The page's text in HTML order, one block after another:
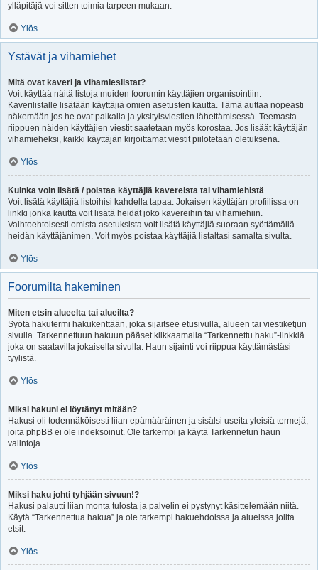
ylläpitäjä voi sitten toimia tarpeen mukaan.
Ylös
Ystävät ja vihamiehet
Mitä ovat kaveri ja vihamieslistat?
Voit käyttää näitä listoja muiden foorumin käyttäjien organisointiin.
Kaverilistalle lisätään käyttäjiä omien asetusten kautta. Tämä auttaa nopeasti
näkemään jos he ovat paikalla ja yksityisviestien lähettämisessä. Teemasta
riippuen näiden käyttäjien viestit saatetaan myös korostaa. Jos lisäät käyttäjän
vihamieheksi, kaikki käyttäjän kirjoittamat viestit piilotetaan oletuksena.
Ylös
Kuinka voin lisätä / poistaa käyttäjiä kavereista tai vihamiehistä
Voit lisätä käyttäjiä listoihisi kahdella tapaa. Jokaisen käyttäjän profiilissa on
linkki jonka kautta voit lisätä heidät joko kavereihin tai vihamiehiin.
Vaihtoehtoisesti omista asetuksista voit lisätä käyttäjiä suoraan syöttämällä
heidän käyttäjänimen. Voit myös poistaa käyttäjiä listaltasi samalta sivulta.
Ylös
Foorumilta hakeminen
Miten etsin alueelta tai alueilta?
Syötä hakutermi hakukenttään, joka sijaitsee etusivulla, alueen tai viestiketjun
sivulla. Tarkennettuun hakuun pääset klikkaamalla “Tarkennettu haku”-linkkiä
joka on saatavilla jokaisella sivulla. Haun sijainti voi riippua käyttämästäsi
tyylistä.
Ylös
Miksi hakuni ei löytänyt mitään?
Hakusi oli todennäköisesti liian epämääräinen ja sisälsi useita yleisiä termejä,
joita phpBB ei ole indeksoinut. Ole tarkempi ja käytä Tarkennetun haun
valintoja.
Ylös
Miksi haku johti tyhjään sivuun!?
Hakusi palautti liian monta tulosta ja palvelin ei pystynyt käsittelemään niitä.
Käytä “Tarkennettua hakua” ja ole tarkempi hakuehdoissa ja alueissa joilta
etsit.
Ylös